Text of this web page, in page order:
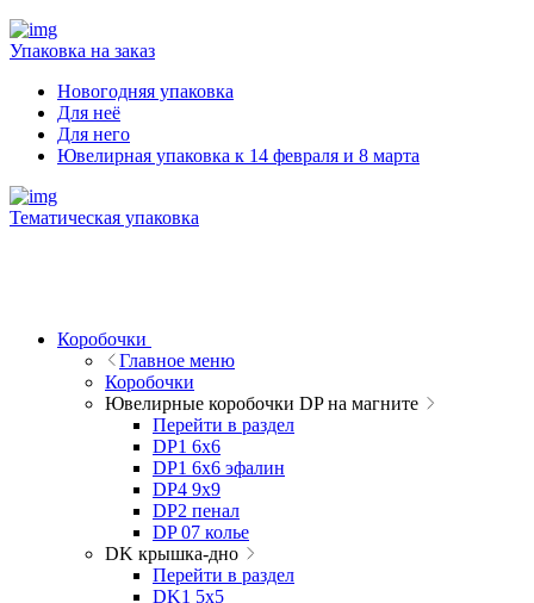
Упаковка на заказ
Новогодняя упаковка
Для неё
Для него
Ювелирная упаковка к 14 февраля и 8 марта
Тематическая упаковка
Коробочки
Главное меню
Коробочки
Ювелирные коробочки DP на магните
Перейти в раздел
DP1 6x6
DP1 6x6 эфалин
DP4 9x9
DP2 пенал
DP 07 колье
DK крышка-дно
Перейти в раздел
DK1 5x5